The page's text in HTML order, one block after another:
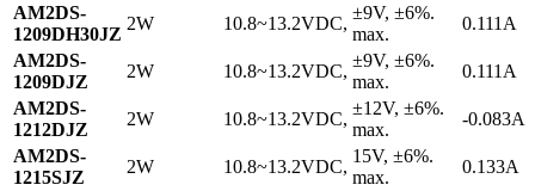
AM2DS-
1209DH30JZ
2W 10.8~13.2VDC,
±9V, ±6%.
max.
0.111A
AM2DS-
1209DJZ
2W 10.8~13.2VDC,
±9V, ±6%.
max.
0.111A
AM2DS-
1212DJZ
2W 10.8~13.2VDC,
±12V, ±6%.
max.
-0.083A
AM2DS-
1215SJZ
2W 10.8~13.2VDC,
15V, ±6%.
max.
0.133A